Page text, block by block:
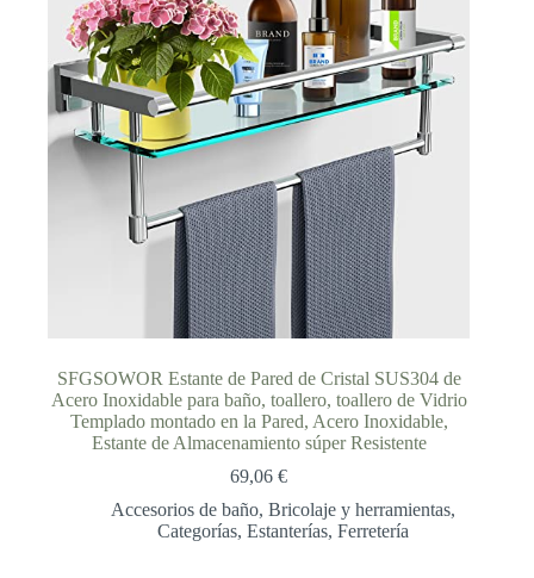
SFGSOWOR Estante de Pared de Cristal SUS304 de
Acero Inoxidable para baño, toallero, toallero de Vidrio
Templado montado en la Pared, Acero Inoxidable,
Estante de Almacenamiento súper Resistente
69,06€
Accesorios de baño, Bricolaje y herramientas,
Categorías, Estanterías, Ferretería